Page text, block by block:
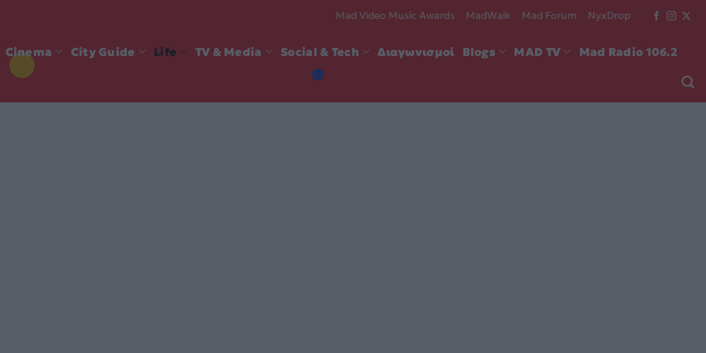
Mad Video Music Awards MadWalk Mad Forum NyxDrop
Cinema City Guide Life TV & Media Social & Tech Διαγωνισμοί Blogs MAD TV Mad Radio 106.2